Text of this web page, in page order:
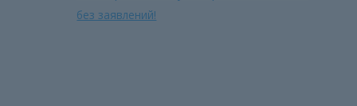
без заявлений!